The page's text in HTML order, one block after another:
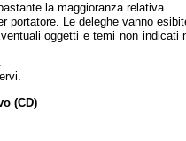
la maggioranza relativa.
Le deleghe vanno
oggetti e temi non
(CD)